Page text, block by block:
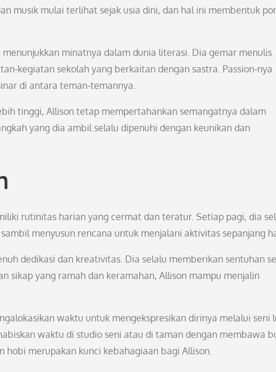
musik mulai terlihat sejak usia dini, dan hal ini membentuk
minatnya dalam dunia literasi. Dia gemar menulis
kegiatan sekolah yang berkaitan dengan sastra. Passion-nya
di antara teman-temannya.
tinggi, Allison tetap mempertahankan semangatnya dalam
yang dia ambil selalu dipenuhi dengan keunikan dan
rutinitas harian yang cermat dan teratur. Setiap pagi, dia
menyusun rencana untuk menjalani aktivitas sepanjang
dedikasi dan kreativitas. Dia selalu memberikan sentuhan
sikap yang ramah dan keramahan, Allison mampu menjalin
waktu untuk mengekspresikan dirinya melalui seni
waktu di studio seni atau di taman dengan membawa
merupakan kunci kebahagiaan bagi Allison.